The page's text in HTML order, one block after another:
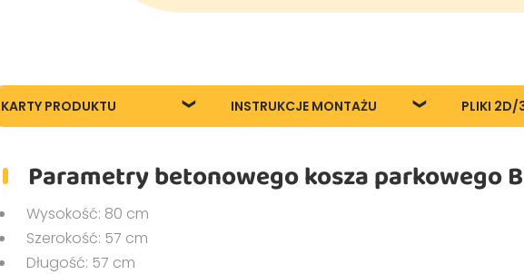
KARTY PRODUKTU INSTRUKCJE MONTAŻU PLIKI 2D/
FBX files
OBJ files
Parametry betonowego kosza parkowego
Wysokość: 80 cm
Szerokość: 57 cm
Długość: 57 cm